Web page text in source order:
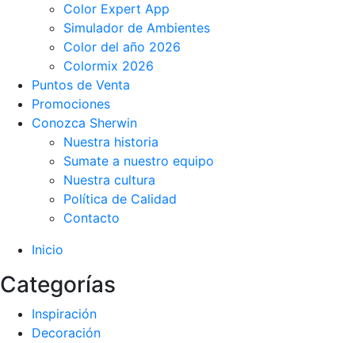
Color Expert App
Simulador de Ambientes
Color del año 2026
Colormix 2026
Puntos de Venta
Promociones
Conozca Sherwin
Nuestra historia
Sumate a nuestro equipo
Nuestra cultura
Política de Calidad
Contacto
Inicio
Categorías
Inspiración
Decoración